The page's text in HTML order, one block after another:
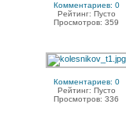
Комментариев: 0
Рейтинг: Пусто
Просмотров: 359
Комментариев: 0
Рейтинг: Пусто
Просмотров: 336